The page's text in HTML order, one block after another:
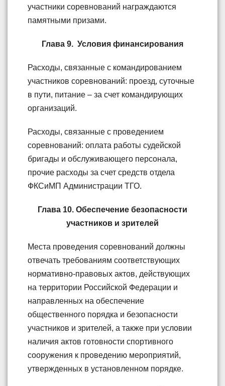
участники соревнований награждаются
памятными призами.
Глава 9. Условия финансирования
Расходы, связанные с командированием
участников соревнований: проезд, суточные
в пути, питание – за счет командирующих
организаций.
Расходы, связанные с проведением
соревнований: оплата работы судейской
бригады и обслуживающего персонала,
прочие расходы за счет средств отдела
ФКСиМП Администрации ТГО.
Глава 10. Обеспечение безопасности
участников и зрителей
Места проведения соревнований должны
отвечать требованиям соответствующих
нормативно-правовых актов, действующих
на территории Российской Федерации и
направленных на обеспечение
общественного порядка и безопасности
участников и зрителей, а также при условии
наличия актов готовности спортивного
сооружения к проведению мероприятий,
утвержденных в установленном порядке.